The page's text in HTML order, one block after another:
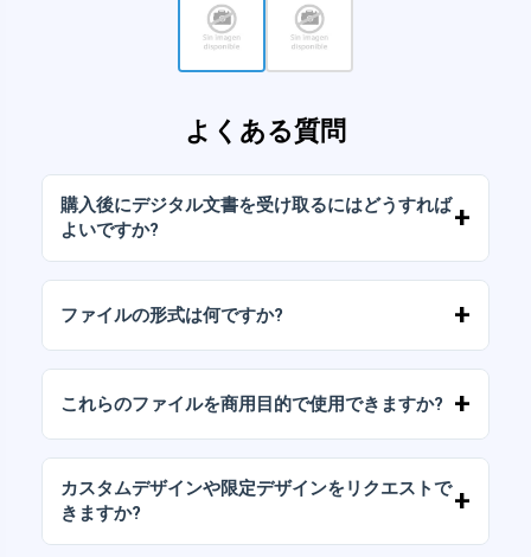
よくある質問
購入後にデジタル文書を受け取るにはどうすれば
よいですか?
イルをダウンロードできます。
ファイルの形式は何ですか?
パッケージには、AIまたはPDFファイルも含ま
れています。
これらのファイルを商用目的で使用できますか?
（変更せずに）再販しないことを条件として、
個人ライセンスと商用ライセンスが含まれてい
ます。
カスタムデザインや限定デザインをリクエストで
きますか?